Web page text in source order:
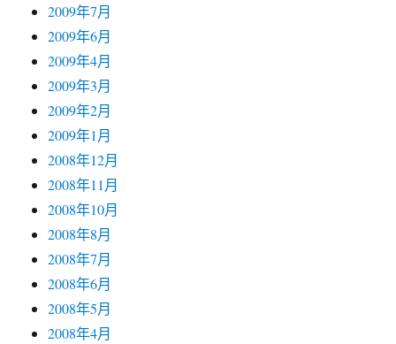
2009年7月
2009年6月
2009年4月
2009年3月
2009年2月
2009年1月
2008年12月
2008年11月
2008年10月
2008年8月
2008年7月
2008年6月
2008年5月
2008年4月